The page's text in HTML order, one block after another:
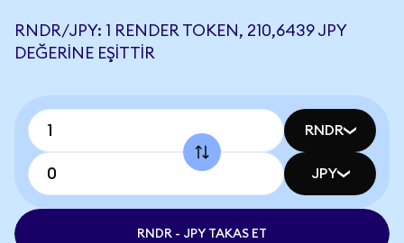
RNDR/JPY: 1 RENDER TOKEN, 210,6439 JPY
DEĞERINE EŞITTIR
RNDR
JPY
RNDR - JPY TAKAS ET